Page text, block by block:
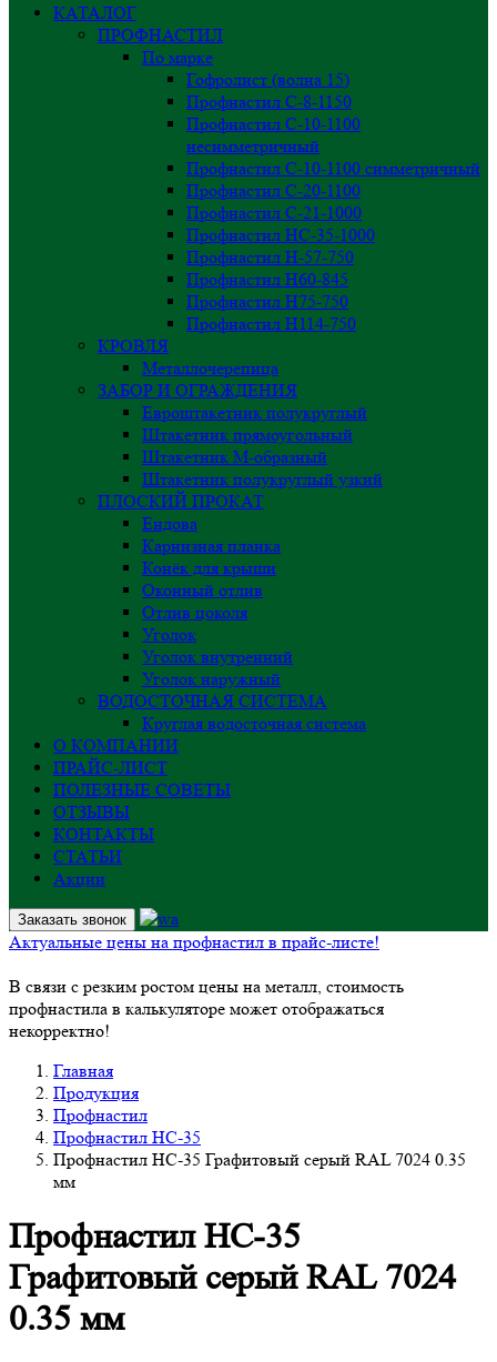
КАТАЛОГ
ПРОФНАСТИЛ
По марке
Гофролист (волна 15)
Профнастил С-8-1150
Профнастил С-10-1100
несимметричный
Профнастил С-10-1100 симметричный
Профнастил С-20-1100
Профнастил С-21-1000
Профнастил НС-35-1000
Профнастил H-57-750
Профнастил Н60-845
Профнастил Н75-750
Профнастил Н114-750
КРОВЛЯ
Металлочерепица
ЗАБОР И ОГРАЖДЕНИЯ
Евроштакетник полукруглый
Штакетник прямоугольный
Штакетник М-образный
Штакетник полукруглый узкий
ПЛОСКИЙ ПРОКАТ
Ендова
Карнизная планка
Конёк для крыши
Оконный отлив
Отлив цоколя
Уголок
Уголок внутренний
Уголок наружный
ВОДОСТОЧНАЯ СИСТЕМА
Круглая водосточная система
О КОМПАНИИ
ПРАЙС-ЛИСТ
ПОЛЕЗНЫЕ СОВЕТЫ
ОТЗЫВЫ
КОНТАКТЫ
СТАТЬИ
Акции
Заказать звонок
Актуальные цены на профнастил в прайс-листе!
В связи с резким ростом цены на металл, стоимость
профнастила в калькуляторе может отображаться
некорректно!
Главная
Продукция
Профнастил
Профнастил НС-35
Профнастил НС-35 Графитовый серый RAL 7024 0.35
мм
Профнастил НС-35
Графитовый серый RAL 7024
0.35 мм